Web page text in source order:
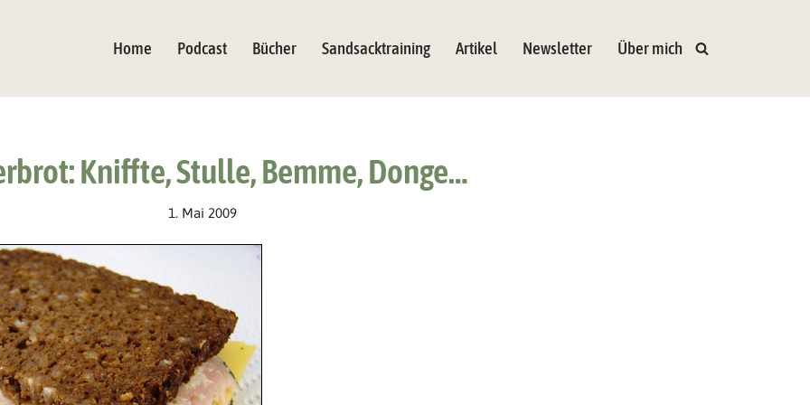
Home Podcast Bücher Sandsacktraining Artikel Newsletter Über mich
Kniffte, Stulle, Bemme, Donge…
1. Mai 2009